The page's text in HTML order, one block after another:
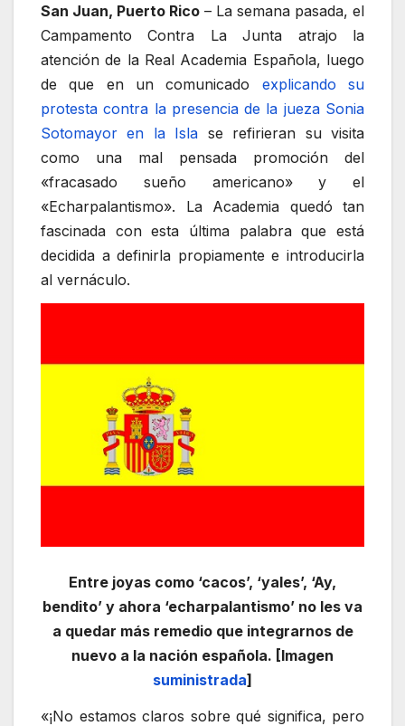
San Juan, Puerto Rico – La semana pasada, el
Campamento Contra La Junta atrajo la
atención de la Real Academia Española, luego
de que en un comunicado explicando su
protesta contra la presencia de la jueza Sonia
Sotomayor en la Isla se refirieran su visita
como una mal pensada promoción del
«fracasado sueño americano» y el
«Echarpalantismo». La Academia quedó tan
fascinada con esta última palabra que está
decidida a definirla propiamente e introducirla
al vernáculo.
Entre joyas como ‘cacos’, ‘yales’, ‘Ay,
bendito’ y ahora ‘echarpalantismo’ no les va
a quedar más remedio que integrarnos de
nuevo a la nación española. [Imagen
suministrada]
«¡No estamos claros sobre qué significa, pero